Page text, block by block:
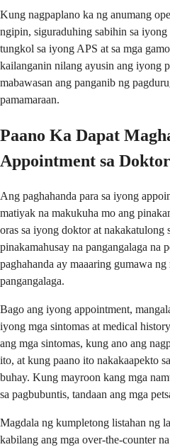
Kung nagpaplano ka ng anumang
ngipin, siguraduhing sabihin sa
tungkol sa iyong APS at sa mga
kailanganin nilang ayusin ang iyong
mabawasan ang panganib ng
pamamaraan.
Paano Ka Dapat
Appointment sa
Ang paghahanda para sa iyong
matiyak na makukuha mo ang
oras sa iyong doktor at nakakatulong
pinakamahusay na pangangalaga na
paghahanda ay maaaring gumawa
pangangalaga.
Bago ang iyong appointment,
iyong mga sintomas at medical
ang mga sintomas, kung ano ang
ito, at kung paano ito nakakaapekto
buhay. Kung mayroon kang mga
sa pagbubuntis, tandaan ang mga
Magdala ng kumpletong listahan ng
kabilang ang mga over-the-counter